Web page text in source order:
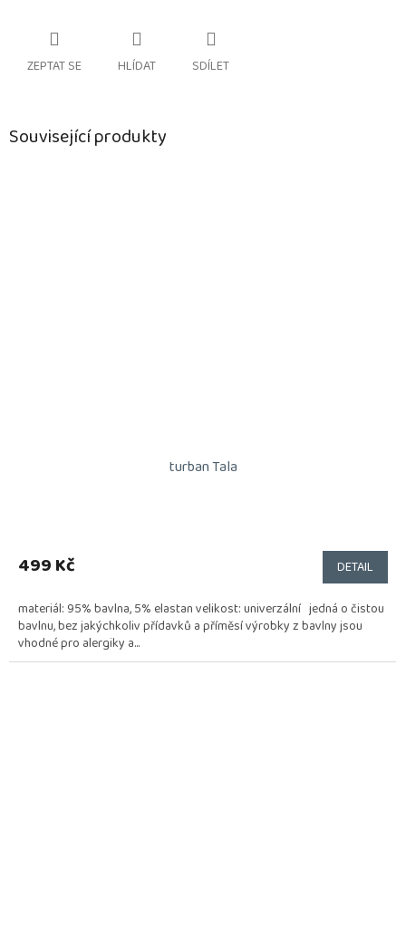
ZEPTAT SE HLÍDAT SDÍLET
Související produkty
turban Tala
499 Kč DETAIL
materiál: 95% bavlna, 5% elastan velikost: univerzální jedná o čistou
bavlnu, bez jakýchkoliv přídavků a příměsí výrobky z bavlny jsou
vhodné pro alergiky a...